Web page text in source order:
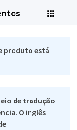
produto está
de tradução
O inglês